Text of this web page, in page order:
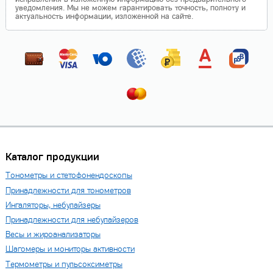
уведомления. Мы не можем гарантировать точность, полноту и
актуальность информации, изложенной на сайте.
Каталог продукции
Тонометры и стетофонендоскопы
Принадлежности для тонометров
Ингаляторы, небулайзеры
Принадлежности для небулайзеров
Весы и жироанализаторы
Шагомеры и мониторы активности
Термометры и пульсоксиметры